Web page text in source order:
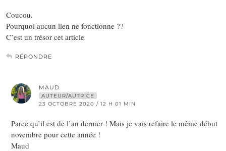
Coucou.
Pourquoi aucun lien ne fonctionne ??
C’est un trésor cet article
RÉPONDRE
MAUD
AUTEUR/AUTRICE
23 OCTOBRE 2020 / 12 H 01 MIN
Parce qu’il est de l’an dernier ! Mais je vais refaire le même début
novembre pour cette année !
Maud